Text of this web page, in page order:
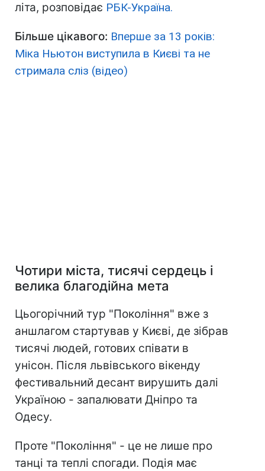
літа, розповідає РБК-Україна.
Більше цікавого: Вперше за 13 років:
Міка Ньютон виступила в Києві та не
стримала сліз (відео)
Чотири міста, тисячі сердець і
велика благодійна мета
Цьогорічний тур "Покоління" вже з
аншлагом стартував у Києві, де зібрав
тисячі людей, готових співати в
унісон. Після львівського вікенду
фестивальний десант вирушить далі
Україною - запалювати Дніпро та
Одесу.
Проте "Покоління" - це не лише про
танці та теплі спогади. Подія має